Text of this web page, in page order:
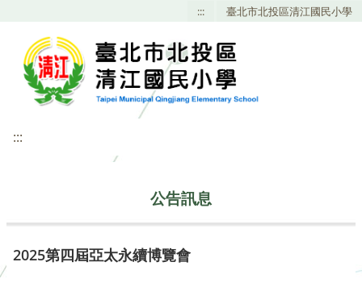
::: 臺北市北投區清江國民小學
:::
公告訊息
2025第四屆亞太永續博覽會